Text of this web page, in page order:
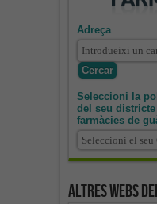
Adreça
Seleccioni la
del seu
farmàcies de
Altres webs del